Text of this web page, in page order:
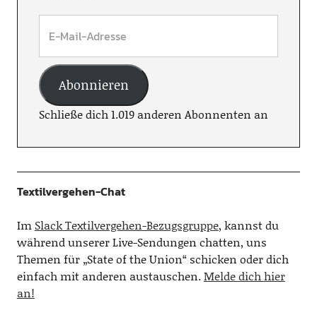
Abonnieren
Schließe dich 1.019 anderen Abonnenten an
Textilvergehen-Chat
Im Slack Textilvergehen-Bezugsgruppe, kannst du
während unserer Live-Sendungen chatten, uns
Themen für „State of the Union“ schicken oder dich
einfach mit anderen austauschen.Melde dich hier
an!